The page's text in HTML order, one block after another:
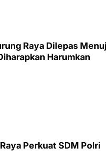
Raya Dilepas
Harumkan
Perkuat SDM Polri